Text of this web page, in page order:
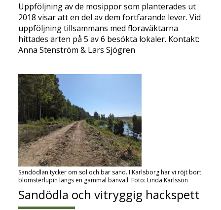
Uppföljning av de mosippor som planterades ut
2018 visar att en del av dem fortfarande lever. Vid
uppföljning tillsammans med floraväktarna
hittades arten på 5 av 6 besökta lokaler. Kontakt:
Anna Stenström & Lars Sjögren
Sandödlan tycker om sol och bar sand. I Karlsborg har vi röjt bort
blomsterlupin längs en gammal banvall. Foto: Linda Karlsson
Sandödla och vitryggig hackspett